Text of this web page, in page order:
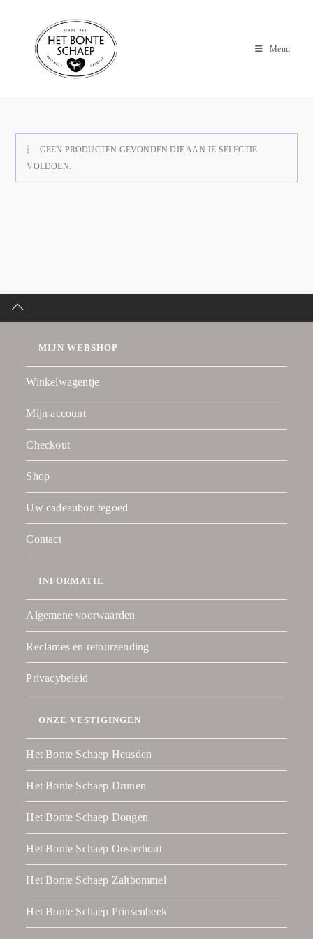
Menu
GEEN PRODUCTEN GEVONDEN DIE AAN JE SELECTIE
VOLDOEN.
MIJN WEBSHOP
Winkelwagentje
Mijn account
Checkout
Shop
Uw cadeaubon tegoed
Contact
INFORMATIE
Algemene voorwaarden
Reclames en retourzending
Privacybeleid
ONZE VESTIGINGEN
Het Bonte Schaep Heusden
Het Bonte Schaep Drunen
Het Bonte Schaep Dongen
Het Bonte Schaep Oosterhout
Het Bonte Schaep Zaltbommel
Het Bonte Schaep Prinsenbeek